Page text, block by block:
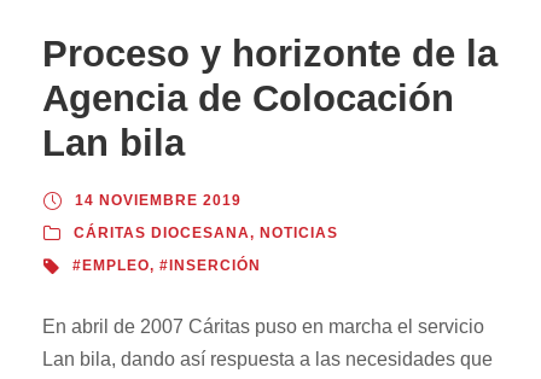
Proceso y horizonte de la
Agencia de Colocación
Lan bila
14 NOVIEMBRE 2019
CÁRITAS DIOCESANA, NOTICIAS
#EMPLEO, #INSERCIÓN
En abril de 2007 Cáritas puso en marcha el servicio
Lan bila, dando así respuesta a las necesidades que